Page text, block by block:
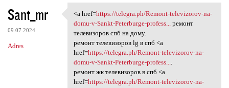
Sant_mr
09.07.2024
Adres
<a href=https://telegra.ph
<a href=https://telegra.ph/Remont-televizorov-na-
domu-v-Sankt-Peterburge-profess...
ремонт
телевизоров спб на дому.
ремонт телевизоров lg в спб <a
href=https://telegra.ph/Remont-televizorov-na-
domu-v-Sankt-Peterburge-profess...
ремонт жк телевизоров в спб <a
href=https://telegra.ph/Remont-televizorov-na-